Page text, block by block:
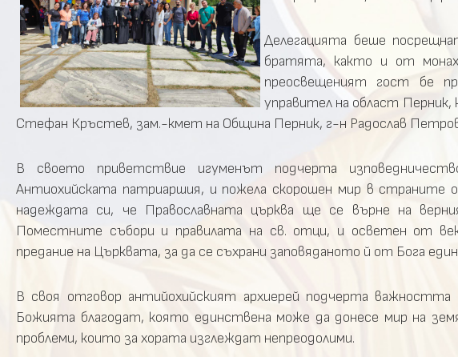
Делегацията беше
братята, както и от
преосвещеният гост бе
управител на област
Стефан Кръстев, зам.-кмет на Община Перник, г-н Радослав
В своето приветствие игуменът подчерта
Антиохийската патриаршия, и пожела скорошен мир в страните
надеждата си, че Православната църква ще се върне на
Поместните събори и правилата на св. отци, и осветен от
предание на Църквата, за да се съхрани заповяданото й от Бога
В своя отговор антийохийският архиерей подчерта
Божията благодат, която единствена може да донесе мир на
проблеми, които за хората изглеждат непреодолими.